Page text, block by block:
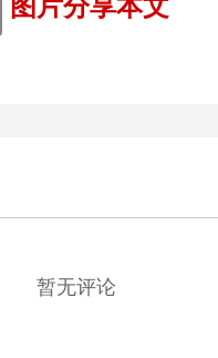
图片分享本文
暂无评论